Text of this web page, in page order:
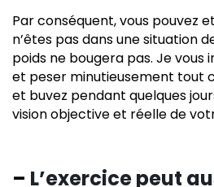
Par conséquent, vous pouvez
n’êtes pas dans une situation
poids ne bougera pas. Je vous
et peser minutieusement tout
et buvez pendant quelques
vision objective et réelle de
– L’exercice peut